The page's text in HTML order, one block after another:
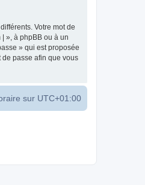
Votre mot de
», à phpBB ou à un
» qui est proposée
passe afin que vous
sur UTC+01:00